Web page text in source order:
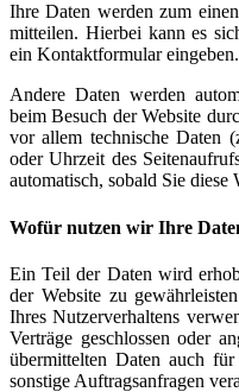
Ihre Daten werden zum
mitteilen. Hierbei kann es
ein Kontaktformular eingeben.
Andere Daten werden
beim Besuch der Website
vor allem technische Daten
oder Uhrzeit des
automatisch, sobald Sie diese
Wofür nutzen wir Ihre
Ein Teil der Daten wird
der Website zu
Ihres Nutzerverhaltens
Verträge geschlossen oder
übermittelten Daten auch für
sonstige Auftragsanfragen